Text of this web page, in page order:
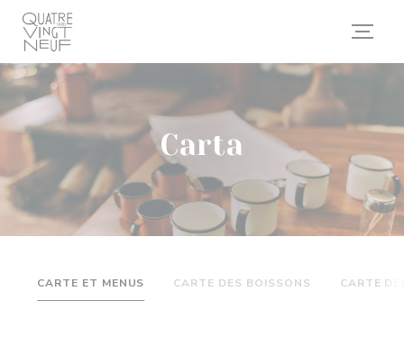
Personalización de sus opciones de cookies
Carta
CARTE ET MENUS CARTE DES BOISSONS CARTE